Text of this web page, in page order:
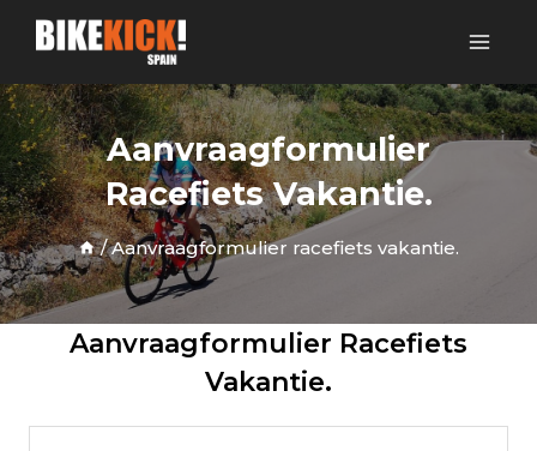
Aanvraagformulier
Racefiets Vakantie.
/ Aanvraagformulier racefiets vakantie.
Aanvraagformulier Racefiets
Vakantie.